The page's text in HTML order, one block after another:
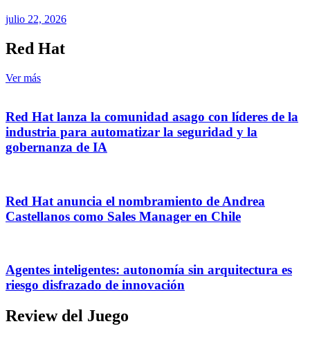
julio 22, 2026
Red Hat
Ver más
Red Hat lanza la comunidad asago con líderes de la
industria para automatizar la seguridad y la
gobernanza de IA
Red Hat anuncia el nombramiento de Andrea
Castellanos como Sales Manager en Chile
Agentes inteligentes: autonomía sin arquitectura es
riesgo disfrazado de innovación
Review del Juego